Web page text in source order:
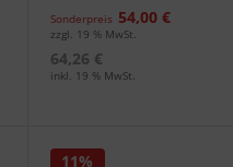
Sonderpreis 54,00 €
zzgl. 19 % MwSt.
64,26 €
inkl. 19 % MwSt.
11%